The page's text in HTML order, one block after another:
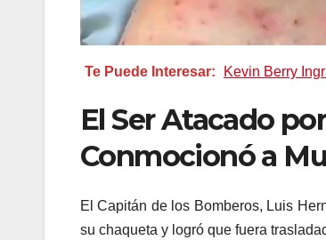
Te Puede Interesar: Kevin Berry
ElSer Atacado
Conmocionó a
El Capitán de los Bomberos, Luis
su chaqueta y logró que fuera